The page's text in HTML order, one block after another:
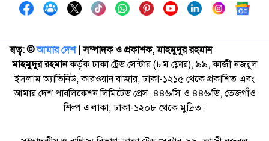
স্বত্ব: ©️আমার দেশ| সম্পাদক ও প্রকাশক, মাহমুদুর রহমান
মাহমুদুর রহমানকর্তৃক ঢাকা ট্রেড সেন্টার (৮ম ফ্লোর), ৯৯, কাজী নজরুল
ইসলাম অ্যাভিনিউ, কারওয়ান বাজার, ঢাকা-১২১৫ থেকে প্রকাশিত এবং
আমার দেশ পাবলিকেশন লিমিটেড প্রেস, ৪৪৬/সি ও ৪৪৬/ডি, তেজগাঁও
শিল্প এলাকা, ঢাকা-১২০৮ থেকে মুদ্রিত।